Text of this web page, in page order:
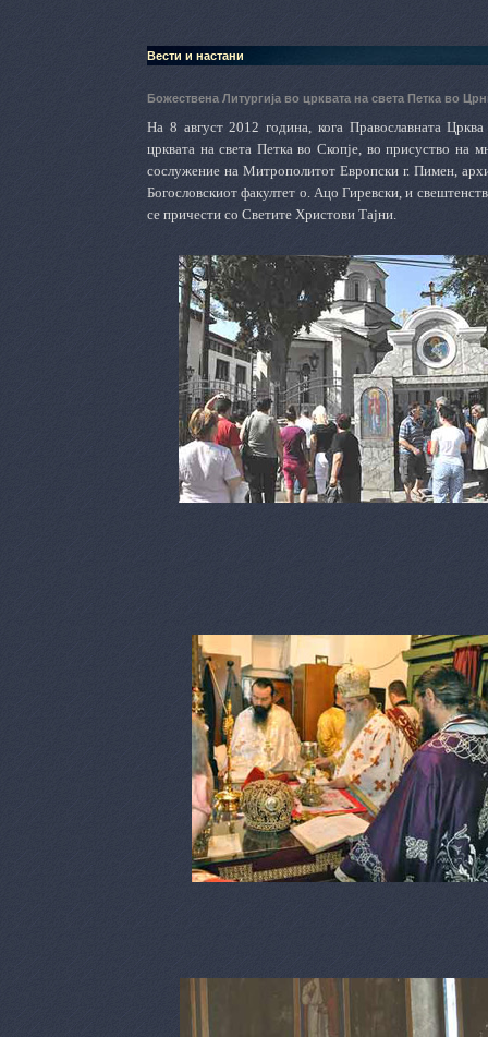
Вести и настани
Божествена Литургија во црквата на света Петка во
На 8 август 2012 година, кога Православната Црква
црквата на света Петка во Скопје, во присуство на
сослужение на Митрополитот Европски г. Пимен,
Богословскиот факултет о. Ацо Гиревски, и
се причести со Светите Христови Тајни.